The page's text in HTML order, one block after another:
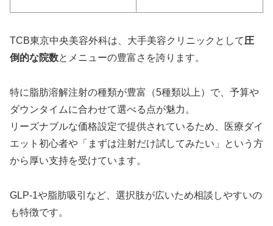
TCB東京中央美容外科は、大手美容クリニックとして圧
倒的な院数とメニューの豊富さを誇ります。
特に脂肪溶解注射の種類が豊富（5種類以上）で、予算や
ダウンタイムに合わせて選べる点が魅力。
リーズナブルな価格設定で提供されているため、医療ダイ
エット初心者や「まずは注射だけ試してみたい」という方
から厚い支持を受けています。
GLP-1や脂肪吸引など、選択肢が広いため相談しやすいの
も特徴です。